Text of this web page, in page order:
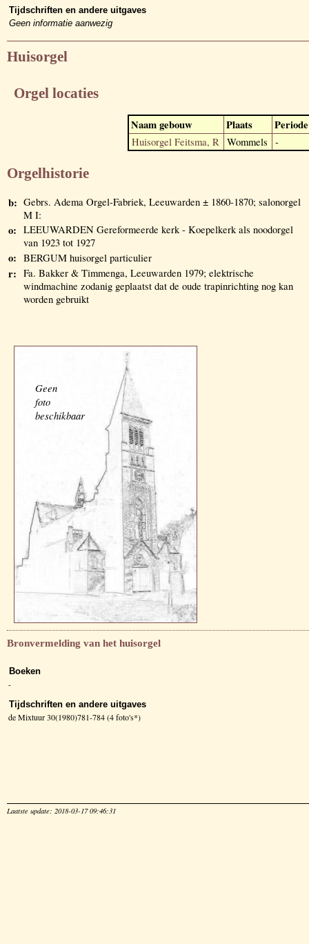
Tijdschriften en andere uitgaves
Geen informatie aanwezig
Huisorgel
Orgel locaties
Naam gebouw Plaats Periode
Huisorgel Feitsma, R Wommels -
Orgelhistorie
b: Gebrs. Adema Orgel-Fabriek, Leeuwarden ± 1860-1870; salonorgel
M I:
o: LEEUWARDEN Gereformeerde kerk - Koepelkerk als noodorgel
van 1923 tot 1927
o: BERGUM huisorgel particulier
r: Fa. Bakker & Timmenga, Leeuwarden 1979; elektrische
windmachine zodanig geplaatst dat de oude trapinrichting nog kan
worden gebruikt
Geen
foto
beschikbaar
Bronvermelding van het huisorgel
Boeken
-
Tijdschriften en andere uitgaves
de Mixtuur 30(1980)781-784 (4 foto's*)
Laatste update: 2018-03-17 09:46:31